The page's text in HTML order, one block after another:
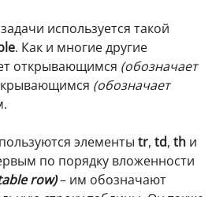
используется такой
. Как и многие другие
открывающимся (обозначает
(обозначает
элементы tr, td, th и
по порядку вложенности
row)– им обозначают